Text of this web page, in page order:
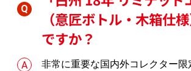
（意匠ボトル・木箱仕
ですか？
非常に重要な国内外コレクター